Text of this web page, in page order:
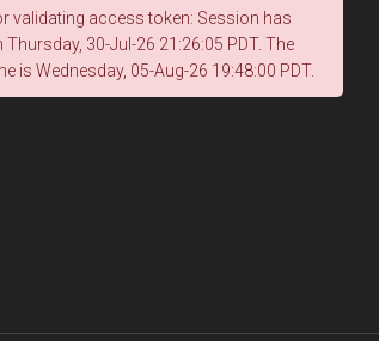
validating access token: Session has
Thursday, 30-Jul-26 21:26:05 PDT. The
is Wednesday, 05-Aug-26 19:48:00 PDT.